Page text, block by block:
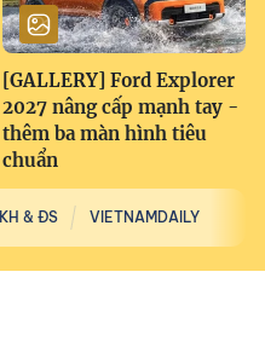
[GALLERY] Ford Explorer
2027 nâng cấp mạnh tay -
thêm ba màn hình tiêu
chuẩn
KH & ĐS VIETNAMDAILY